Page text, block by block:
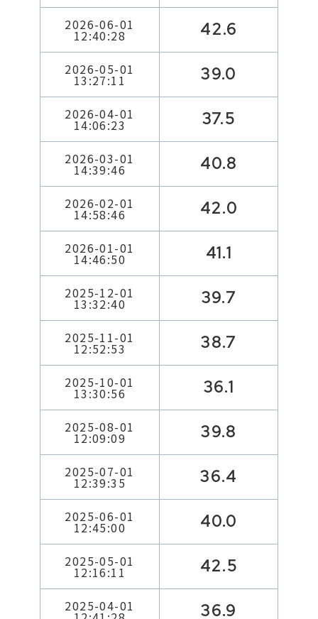
2026-06-01
12:40:28 42.6
2026-05-01
13:27:11 39.0
2026-04-01
14:06:23 37.5
2026-03-01
14:39:46 40.8
2026-02-01
14:58:46 42.0
2026-01-01
14:46:50 41.1
2025-12-01
13:32:40 39.7
2025-11-01
12:52:53 38.7
2025-10-01
13:30:56 36.1
2025-08-01
12:09:09 39.8
2025-07-01
12:39:35 36.4
2025-06-01
12:45:00 40.0
2025-05-01
12:16:11 42.5
2025-04-01 36.9